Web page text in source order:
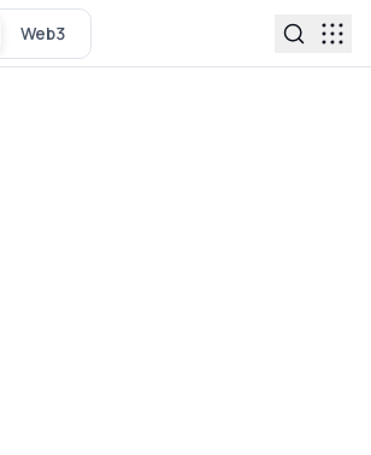
Web3